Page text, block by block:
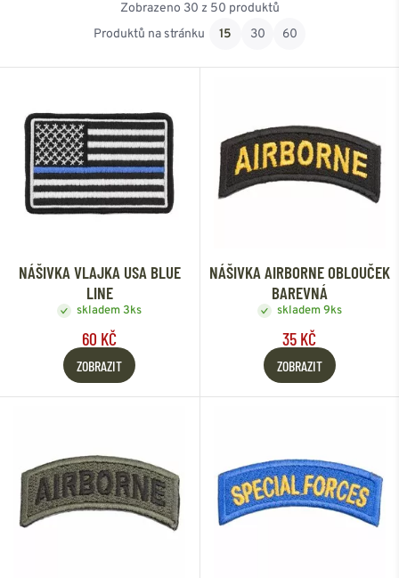
Skladem Ostrava
Od nejnovějšího
Od nejlevnějšího
Od nejdražšího
Zobrazeno 30 z 50 produktů
Produktů na stránku
15 30 60
NÁŠIVKA VLAJKA USA BLUE
LINE
skladem 3ks
60 KČ
ZOBRAZIT
NÁŠIVKA AIRBORNE OBLOUČEK
BAREVNÁ
skladem 9ks
35 KČ
ZOBRAZIT